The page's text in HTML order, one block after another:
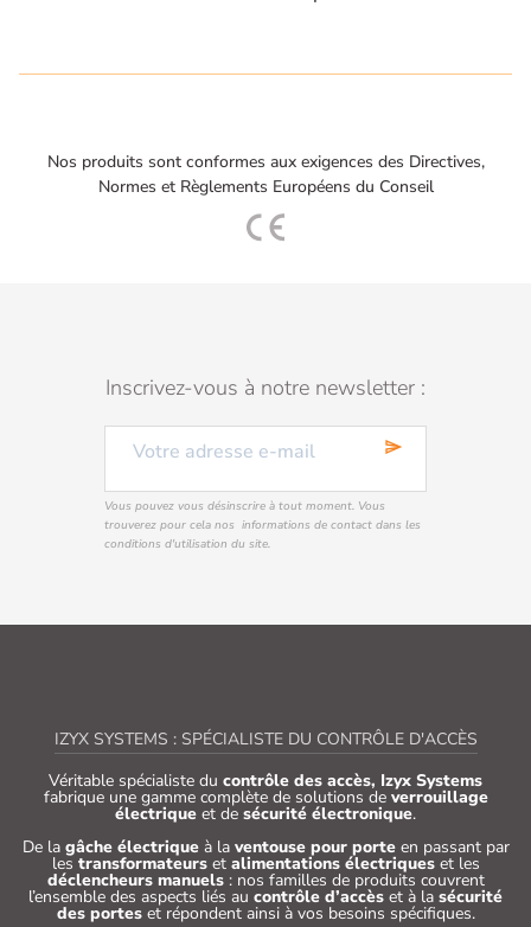
Nos produits sont conformes aux exigences des Directives,
Normes et Règlements Européens du Conseil
Inscrivez-vous à notre newsletter :
send
Vous pouvez vous désinscrire à tout moment. Vous
trouverez pour cela nos informations de contact dans les
conditions d'utilisation du site.
IZYX SYSTEMS : SPÉCIALISTE DU CONTRÔLE D'ACCÈS
Véritable spécialiste du contrôle des accès, Izyx Systems
fabrique une gamme complète de solutions de verrouillage
électrique et de sécurité électronique.
De la gâche électriqueà la ventouse pour porteen passant par
les transformateurset alimentations électriqueset les
déclencheurs manuels: nos familles de produits couvrent
l’ensemble des aspects liés au contrôle d’accès et à la sécurité
des porteset répondent ainsi à vos besoins spécifiques.